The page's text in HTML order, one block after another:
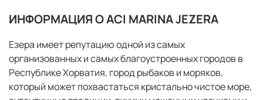
ИНФОРМАЦИЯ О ACI MARINA JEZERA
Езера имеет репутацию одной из самых
организованных и самых благоустроенных городов в
Республике Хорватия, город рыбаков и моряков,
который может похвастаться кристально чистое море,
ЗАБРОНИРОВАТЬ